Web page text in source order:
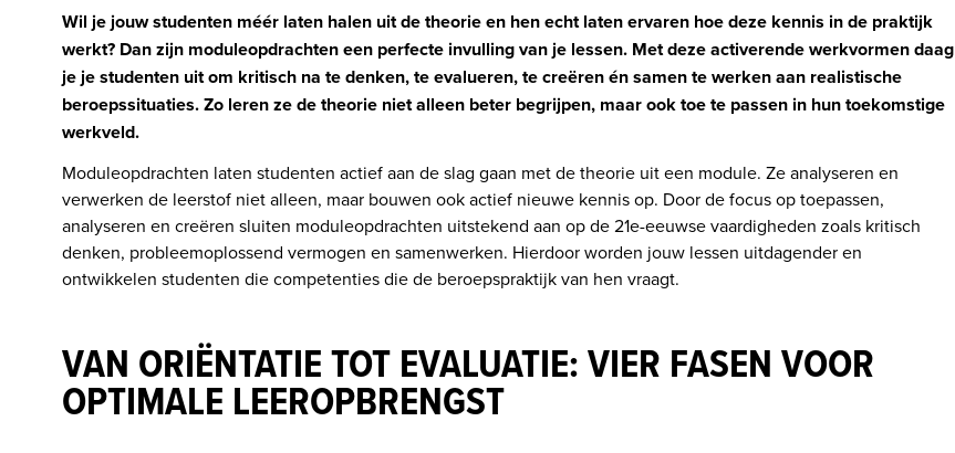
Wil je jouw studenten méér laten halen uit de theorie en hen echt laten ervaren hoe deze kennis in de praktijk
werkt? Dan zijn moduleopdrachten een perfecte invulling van je lessen. Met deze activerende werkvormen daag
je je studenten uit om kritisch na te denken, te evalueren, te creëren én samen te werken aan realistische
beroepssituaties. Zo leren ze de theorie niet alleen beter begrijpen, maar ook toe te passen in hun toekomstige
werkveld.
Moduleopdrachten laten studenten actief aan de slag gaan met de theorie uit een module. Ze analyseren en
verwerken de leerstof niet alleen, maar bouwen ook actief nieuwe kennis op. Door de focus op toepassen,
analyseren en creëren sluiten moduleopdrachten uitstekend aan op de 21e-eeuwse vaardigheden zoals kritisch
denken, probleemoplossend vermogen en samenwerken. Hierdoor worden jouw lessen uitdagender en
ontwikkelen studenten die competenties die de beroepspraktijk van hen vraagt.
VAN ORIËNTATIE TOT EVALUATIE: VIER FASEN VOOR
OPTIMALE LEEROPBRENGST